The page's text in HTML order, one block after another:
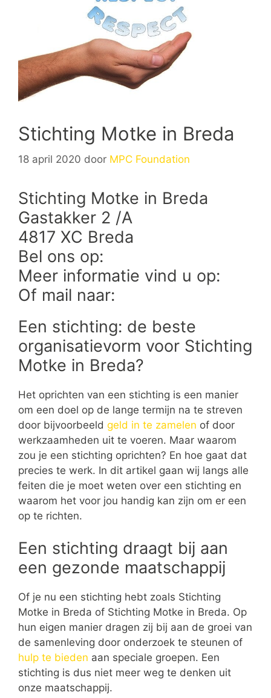
Stichting Motke in Breda
18 april 2020 door MPC Foundation
Stichting Motke in Breda
Gastakker 2 /A
4817 XC Breda
Bel ons op:
Meer informatie vind u op:
Of mail naar:
Een stichting: de beste
organisatievorm voor Stichting
Motke in Breda?
Het oprichten van een stichting is een manier
om een doel op de lange termijn na te streven
door bijvoorbeeld geld in te zamelen of door
werkzaamheden uit te voeren. Maar waarom
zou je een stichting oprichten? En hoe gaat dat
precies te werk. In dit artikel gaan wij langs alle
feiten die je moet weten over een stichting en
waarom het voor jou handig kan zijn om er een
op te richten.
Een stichting draagt bij aan
een gezonde maatschappij
Of je nu een stichting hebt zoals Stichting
Motke in Breda of Stichting Motke in Breda. Op
hun eigen manier dragen zij bij aan de groei van
de samenleving door onderzoek te steunen of
hulp te bieden aan speciale groepen. Een
stichting is dus niet meer weg te denken uit
onze maatschappij.